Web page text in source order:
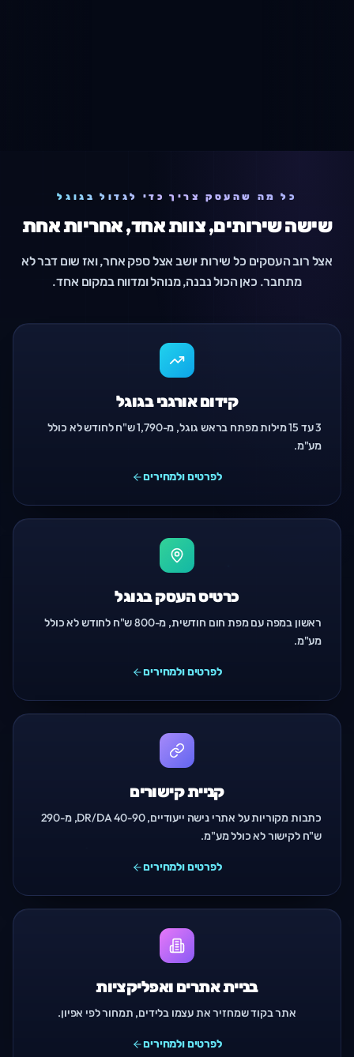
כל מה שהעסק צריך כדי לגדול בגוגל
שישה שירותים, צוות אחד, אחריות אחת
אצל רוב העסקים כל שירות יושב אצל ספק אחר, ואז שום דבר לא
מתחבר. כאן הכול נבנה, מנוהל ומדווח במקום אחד.
קידום אורגני בגוגל
3 עד 15 מילות מפתח בראש גוגל, מ-1,790 ש"ח לחודש לא כולל
מע"מ.
לפרטים ולמחירים
כרטיס העסק בגוגל
ראשון במפה עם מפת חום חודשית, מ-800 ש"ח לחודש לא כולל
מע"מ.
לפרטים ולמחירים
קניית קישורים
כתבות מקוריות על אתרי נישה ייעודיים, DR/DA 40-90, מ-290
ש"ח לקישור לא כולל מע"מ.
לפרטים ולמחירים
בניית אתרים ואפליקציות
אתר בקוד שמחזיר את עצמו בלידים, תמחור לפי אפיון.
לפרטים ולמחירים